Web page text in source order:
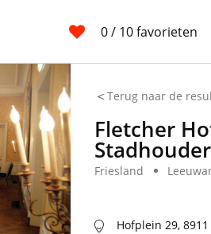
0/ 10 favorieten
Terug naar de
Fletcher
Friesland
Hofplein 29,